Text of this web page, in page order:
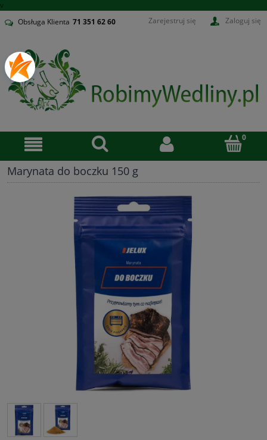
v
Obsługa Klienta 71 351 62 60 Zarejestruj się Zaloguj się
Marynata do boczku 150 g